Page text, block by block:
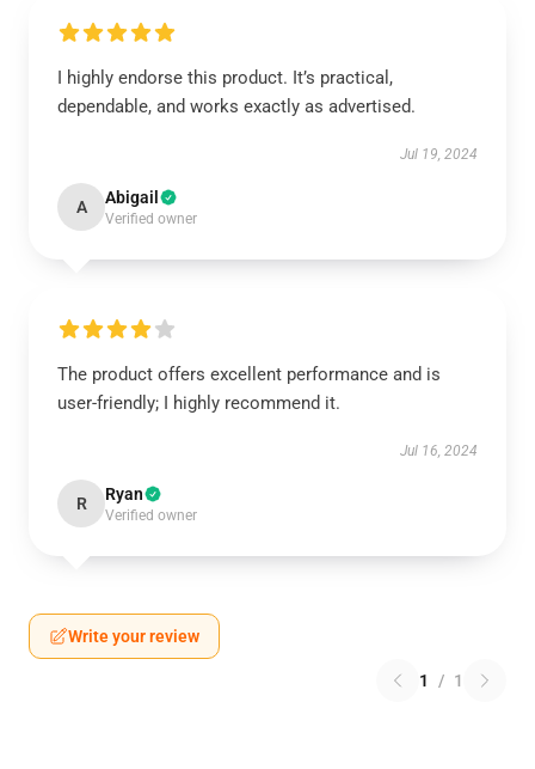
I highly endorse this product. It’s practical,
dependable, and works exactly as advertised.
Jul 19, 2024
A Abigail
Verified owner
The product offers excellent performance and is
user-friendly; I highly recommend it.
Jul 16, 2024
R Ryan
Verified owner
Write your review
1 / 1